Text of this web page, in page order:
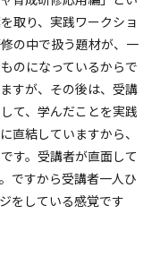
取り、実践ワークショ
の中で扱う題材が、一
のになっているからで
すが、その後は、受講
て、学んだことを実践
直結していますから、
す。受講者が直面して
ですから受講者一人ひ
をしている感覚です